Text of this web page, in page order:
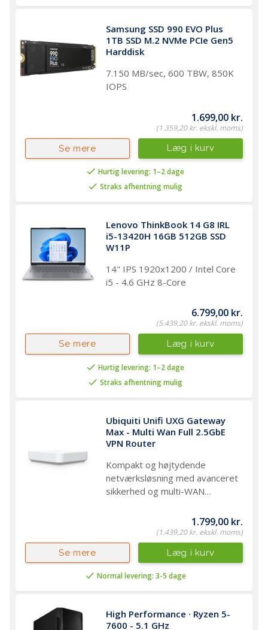
Samsung SSD 990 EVO Plus
1TB SSD M.2 NVMe PCIe Gen5
Harddisk
7.150 MB/sec, 600 TBW, 850K
IOPS
1.699,00 kr.
(1.359,20 kr. ekskl. moms)
Hurtig levering: 1–2 dage
Straks afhentning mulig
Læg i kurv
Se mere
Lenovo ThinkBook 14 G8 IRL
i5-13420H 16GB 512GB SSD
W11P
14" IPS 1920x1200 / Intel Core
i5 - 4.6 GHz 8-Core
6.799,00 kr.
(5.439,20 kr. ekskl. moms)
Hurtig levering: 1–2 dage
Straks afhentning mulig
Læg i kurv
Se mere
Ubiquiti Unifi UXG Gateway
Max - Multi Wan Full 2.5GbE
VPN Router
Kompakt og højtydende
netværksløsning med avanceret
sikkerhed og multi-WAN
mellemstore virksomheder1.799,00 kr.
(1.439,20 kr. ekskl. moms)
Normal levering: 3-5 dage
Læg i kurv
Se mere
High Performance · Ryzen 5-
7600 - 5.1 GHz